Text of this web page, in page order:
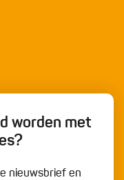
worden met
nieuwsbrief en